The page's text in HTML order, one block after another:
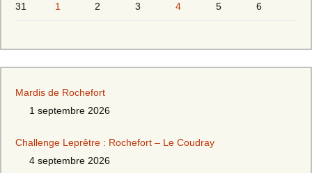
31 1 2 3 4 5 6
Mardis de Rochefort
1 septembre 2026
Challenge Leprêtre : Rochefort – Le Coudray
4 septembre 2026